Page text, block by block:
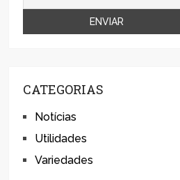
CATEGORIAS
Notícias
Utilidades
Variedades